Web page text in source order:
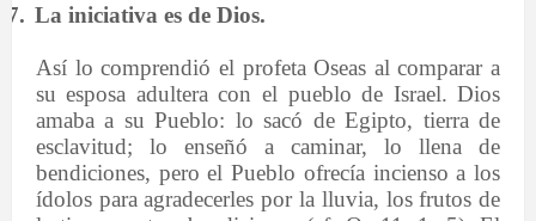
7. La iniciativa es de Dios.
Así lo comprendió el profeta Oseas al comparar a
su esposa adultera con el pueblo de Israel. Dios
amaba a su Pueblo: lo sacó de Egipto, tierra de
esclavitud; lo enseñó a caminar, lo llena de
bendiciones, pero el Pueblo ofrecía incienso a los
ídolos para agradecerles por la lluvia, los frutos de